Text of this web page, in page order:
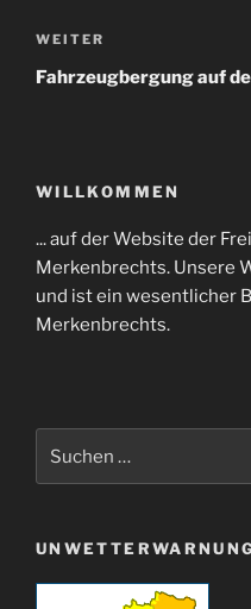
Nächster
Beitrag
WEITER
Fahrzeugbergung auf
WILLKOMMEN
... auf der Website der
Merkenbrechts. Unsere
und ist ein wesentlicher
Merkenbrechts.
nach: